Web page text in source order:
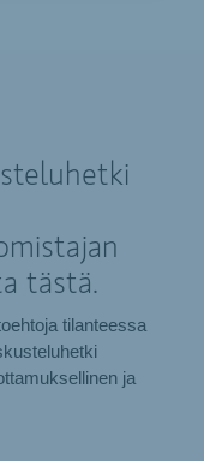
tästä.
tilanteessa
ja